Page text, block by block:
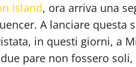
Island, ora arriva una
A lanciare questa
in questi giorni, a
pare non fossero